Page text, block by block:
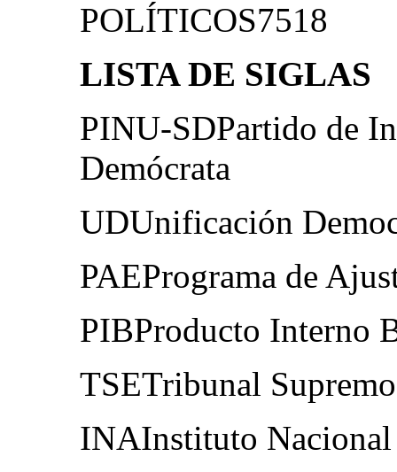
POLÍTICOS7518
LISTA DE SIGLAS
PINU-SDPartido de
Demócrata
UDUnificación
PAEPrograma de
PIBProducto Interno
TSETribunal
INAInstituto